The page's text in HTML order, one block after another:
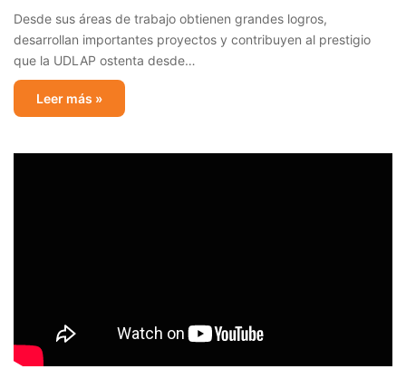
Desde sus áreas de trabajo obtienen grandes logros,
desarrollan importantes proyectos y contribuyen al prestigio
que la UDLAP ostenta desde…
Leer más »